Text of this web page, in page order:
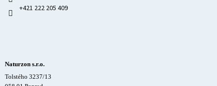
+421 222 205 409
Naturzon s.r.o.
Tolstého 3237/13